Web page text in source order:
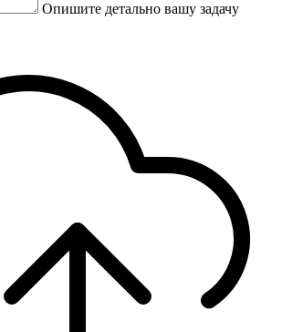
Опишите детально вашу задачу